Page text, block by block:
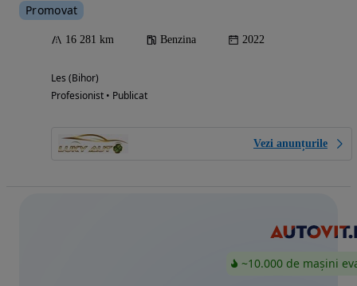
Promovat
16 281 km Benzina 2022
Les (Bihor)
Profesionist • Publicat
Vezi anunțurile
~10.000 de mașini